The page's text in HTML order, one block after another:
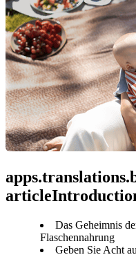
Das Geheimnis
Flaschennahrung
Geben Sie Acht